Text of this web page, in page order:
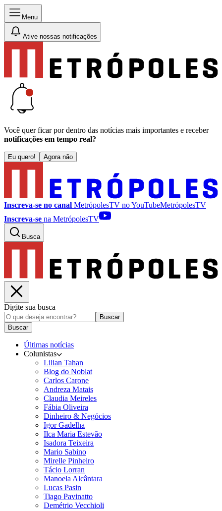
Menu
Ative nossas notificações
Você quer ficar por dentro das notícias mais importantes e receber
notificações em tempo real?
Eu quero! Agora não
Inscreva-se no canal MetrópolesTV noYouTubeMetrópolesTV
Inscreva-se na MetrópolesTV
Busca
Digite sua busca
Buscar
Buscar
Últimas notícias
Colunistas
Lilian Tahan
Blog do Noblat
Carlos Carone
Andreza Matais
Claudia Meireles
Fábia Oliveira
Dinheiro & Negócios
Igor Gadelha
Ilca Maria Estevão
Isadora Teixeira
Mario Sabino
Mirelle Pinheiro
Tácio Lorran
Manoela Alcântara
Lucas Pasin
Tiago Pavinatto
Demétrio Vecchioli